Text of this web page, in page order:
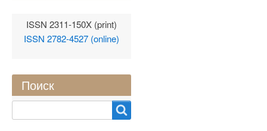
ISSN 2311-150X (print)
ISSN 2782-4527 (online)
Поиск